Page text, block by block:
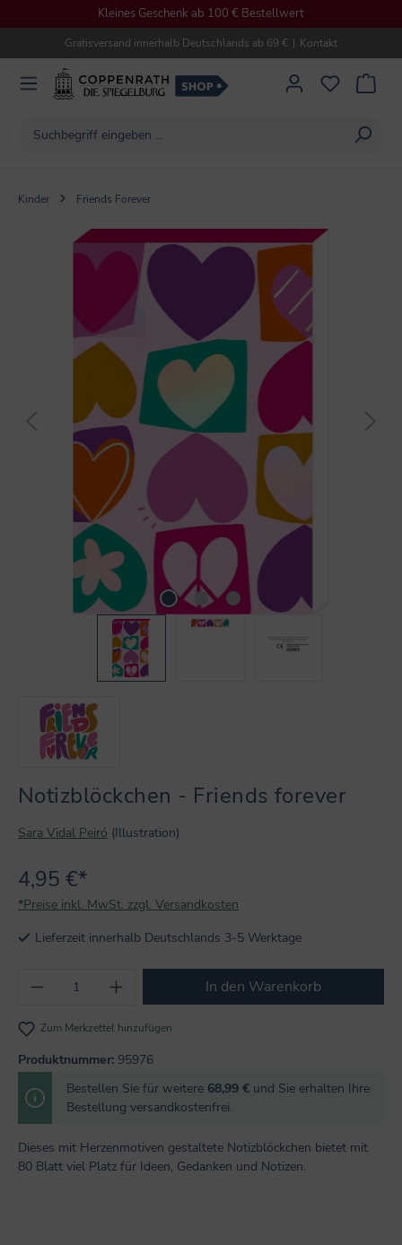
Kleines Geschenk ab 100 € Bestellwert
Gratisversand innerhalb Deutschlands ab 69 € | Kontakt
Kinder Friends Forever
Bildergalerie überspringen
Notizblöckchen - Friends forever
Sara Vidal Peiró (Illustration)
4,95 €*
*Preise inkl. MwSt. zzgl. Versandkosten
Lieferzeit innerhalb Deutschlands 3-5 Werktage
Produkt Anzahl: Gib den gewünschten
In den Warenkorb
Zum Merkzettel hinzufügen
Produktnummer: 95976
Bestellen Sie für weitere 68,99 € und Sie erhalten Ihre
Bestellung versandkostenfrei.
Dieses mit Herzenmotiven gestaltete Notizblöckchen bietet mit
80 Blatt viel Platz für Ideen, Gedanken und Notizen.